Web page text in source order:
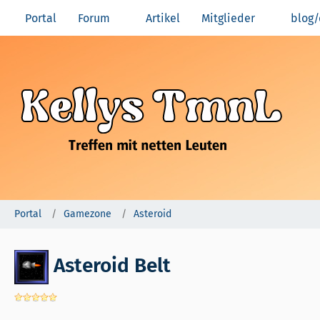
Portal Forum Artikel Mitglieder
Portal Gamezone Asteroid
Asteroid Belt